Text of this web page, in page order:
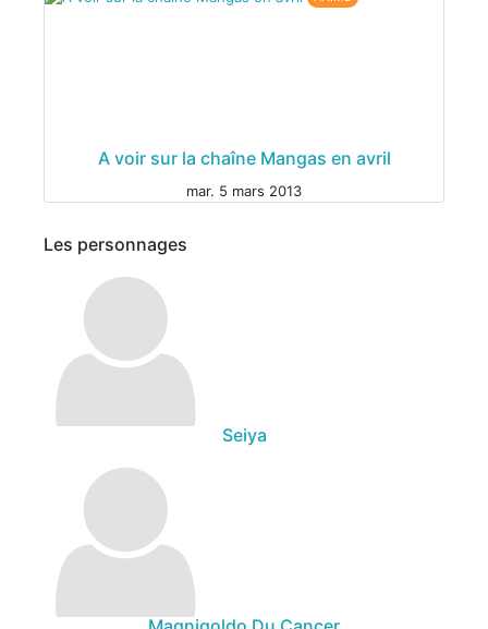
A voir sur la chaîne Mangas en avril
mar. 5 mars 2013
Les personnages
Seiya